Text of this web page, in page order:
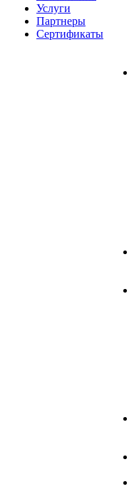
Услуги
Партнеры
Сертификаты